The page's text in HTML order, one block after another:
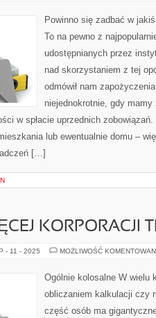
Powinno się zadbać w
To na pewno z
udostępnianych przez
nad skorzystaniem z tej
odmówił nam
niejednokrotnie, gdy mamy
w spłacie uprzednich
lub ewentualnie domu –
[…]
KORPORACJI
- 11 - 2025 MOŻLIWOŚĆ
Ogólnie kolosalne W wielu
obliczaniem kalkulacji czy
część osób ma